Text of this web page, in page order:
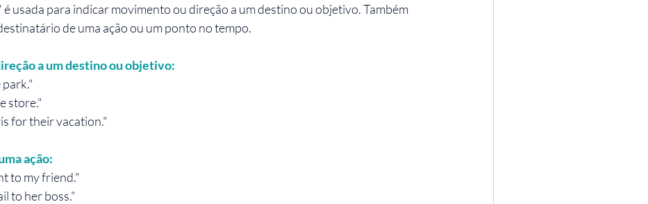
usada para indicar movimento ou direção a um destino ou objetivo. Também
de uma ação ou um ponto no tempo.
a um destino ou objetivo:
store."
for their vacation."
ação:
to my friend."
to her boss."